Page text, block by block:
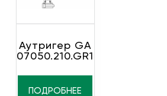
Аутригер GA
07050.210.GR1
ПОДРОБНЕЕ